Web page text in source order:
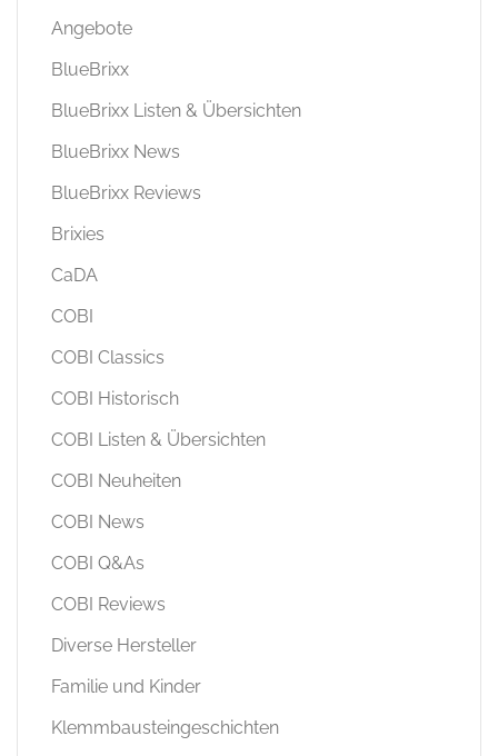
Angebote
BlueBrixx
BlueBrixx Listen & Übersichten
BlueBrixx News
BlueBrixx Reviews
Brixies
CaDA
COBI
COBI Classics
COBI Historisch
COBI Listen & Übersichten
COBI Neuheiten
COBI News
COBI Q&As
COBI Reviews
Diverse Hersteller
Familie und Kinder
Klemmbausteingeschichten